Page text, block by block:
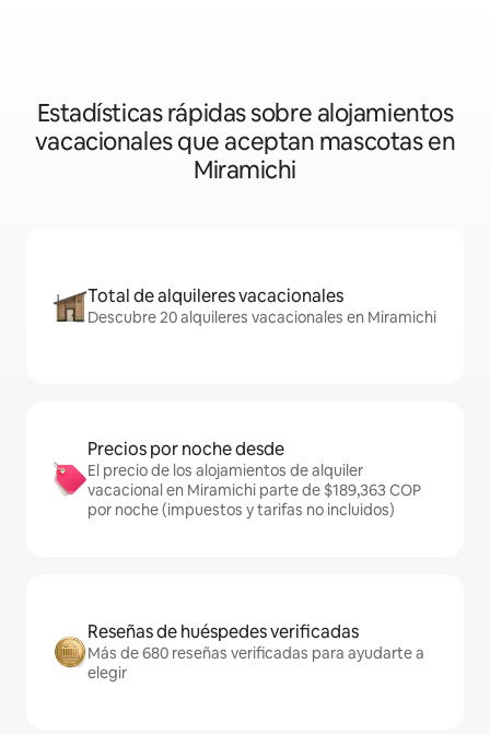
Estadísticas rápidas sobre alojamientos
vacacionales que aceptan mascotas en
Miramichi
Total de alquileres vacacionales
Descubre 20 alquileres vacacionales en Miramichi
Precios por noche desde
El precio de los alojamientos de alquiler
vacacional en Miramichi parte de $189,363 COP
por noche (impuestos y tarifas no incluidos)
Reseñas de huéspedes verificadas
Más de 680 reseñas verificadas para ayudarte a
elegir